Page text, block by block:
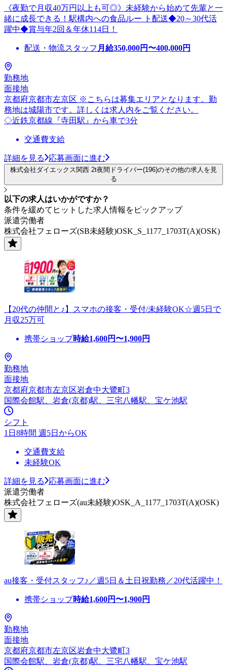
《夜勤で月収40万円以上も可◎》未経験から始めて先輩と一
緒に成長できる！駅構内への食品ルー ト配送◆20～30代活
躍中◆賞与年2回＆年休114日！
配送・物流スタッフ 月給350,000円〜400,000円
勤務地
面接地
京都府京都市左京区 ※こちらは募集エリアとなります。勤
務地は城陽市です。詳しくは求人内をご覧ください。
◇近鉄京都線『寺田駅』から車で3分
交通費支給
詳細を見る 応募画面に進む
株式会社ダイエックス関西 2t夜間ドライバー(196)のその他の求人を見
る
以下の求人はいかがですか？
条件を緩めてヒットした求人情報をピックアップ
派遣労働者
株式会社フェローズ(SB未経験)OSK_S_1177_1703T(A)(OSK)
【20代の仲間と♪】スマホの接客・受付/未経験OK☆週5日で
月収25万可
携帯ショップ時給1,600円〜1,900円
勤務地
面接地
京都府京都市左京区岩倉中大鷺町3
国際会館駅、岩倉(京都)駅、三宅八幡駅、宝ケ池駅
シフト
1日8時間 週5日からOK
交通費支給
未経験OK
詳細を見る
応募画面に進む
派遣労働者
株式会社フェローズ(au未経験)OSK_A_1177_1703T(A)(OSK)
au接客・受付スタッフ♪／週5日＆土日祝勤務／20代活躍中！
携帯ショップ時給1,600円〜1,900円
勤務地
面接地
京都府京都市左京区岩倉中大鷺町3
国際会館駅、岩倉(京都)駅、三宅八幡駅、宝ケ池駅